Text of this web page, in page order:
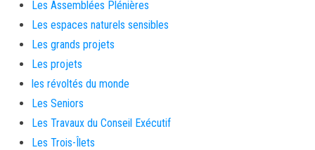
Les Assemblées Plénières
Les espaces naturels sensibles
Les grands projets
Les projets
les révoltés du monde
Les Seniors
Les Travaux du Conseil Exécutif
Les Trois-Îlets